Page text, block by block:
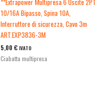
**Extrapower Multipresa 6 Uscite 2PT
10/16A Bipasso, Spina 10A,
Interruttore di sicurezza, Cavo 3m
ART.EXP3836-3M
5,00 € IVATO
Ciabatta multipresa